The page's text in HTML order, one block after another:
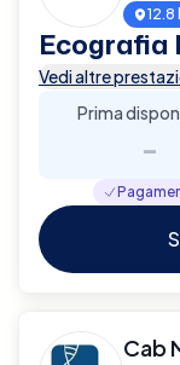
12.8
Ecografia
Vedi altre
Prima
-
Cab